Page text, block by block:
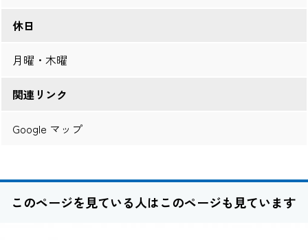
休日
月曜・木曜
関連リンク
Google マップ
このページを見ている人はこのページも見ています